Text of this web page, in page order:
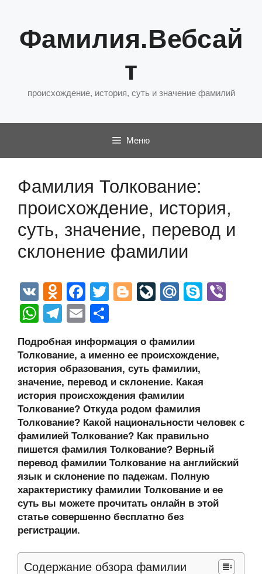
содержимому
Фамилия.Вебсай
т
происхождение, история, суть и значение фамилий
Меню
Фамилия Толкование:
происхождение, история,
суть, значение, перевод и
склонение фамилии
V
K
O
d
n
o
kl
a
ss
ni
ki
F
a
c
e
b
o
o
k
T
er
Bl
g
er
Li
J
o
ur
n
al
M
u
S
e
W
at
s
A
p
p
T
e
gr
a
m
E
ail р
а
в
и
ть
Подробная информация о фамилии
Толкование, а именно ее происхождение,
история образования, суть фамилии,
значение, перевод и склонение. Какая
история происхождения фамилии
Толкование? Откуда родом фамилия
Толкование? Какой национальности человек с
фамилией Толкование? Как правильно
пишется фамилия Толкование? Верный
перевод фамилии Толкование на английский
язык и склонение по падежам. Полную
характеристику фамилии Толкование и ее
суть вы можете прочитать онлайн в этой
статье совершенно бесплатно без
регистрации.
Содержание обзора фамилии